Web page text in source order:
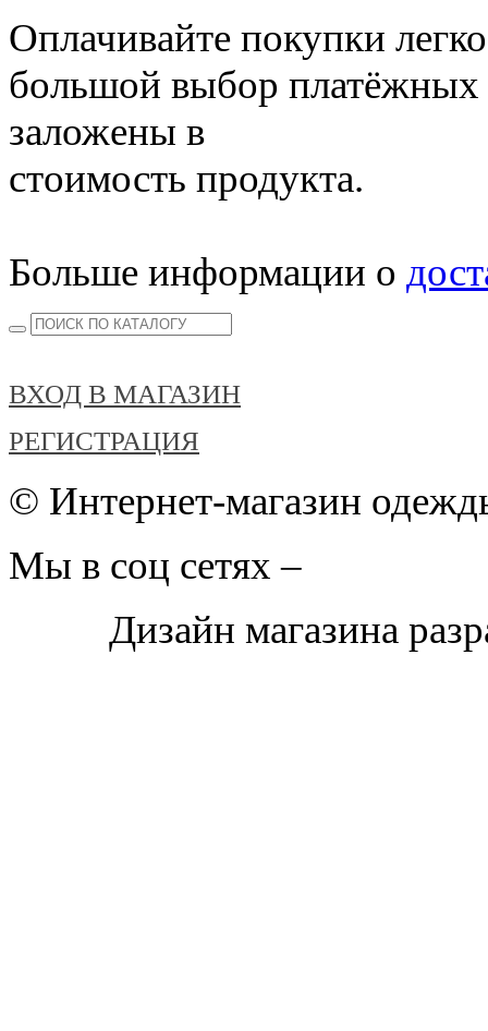
Оплачивайте покупки
большой выбор
заложены в
стоимость продукта.
Больше информации о
ВХОД В МАГАЗИН
РЕГИСТРАЦИЯ
© Интернет-магазин
Мы в соц сетях –
Дизайн магазина